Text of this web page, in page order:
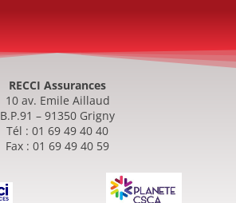
RECCI Assurances
10 av. Emile Aillaud
B.P.91 – 91350 Grigny
Tél : 01 69 49 40 40
Fax : 01 69 49 40 59